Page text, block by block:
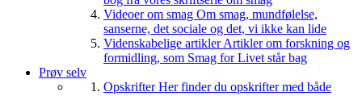
Videoer om smag Om smag, mundfølelse,
sanserne, det sociale og det, vi ikke kan lide
Videnskabelige artiklerArtikler om forskning og
formidling, som Smag for Livet står bag
Prøv selv
OpskrifterHer finder du opskrifter med både